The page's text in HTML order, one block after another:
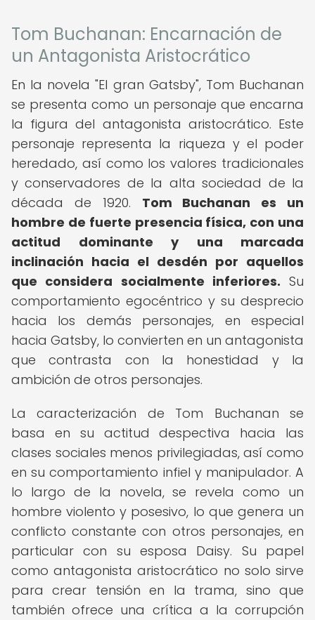
Tom Buchanan: Encarnación de
un Antagonista Aristocrático
En la novela "El gran Gatsby", Tom Buchanan
se presenta como un personaje que encarna
la figura del antagonista aristocrático. Este
personaje representa la riqueza y el poder
heredado, así como los valores tradicionales
y conservadores de la alta sociedad de la
década de 1920. Tom Buchanan es un
hombre de fuerte presencia física, con una
actitud dominante y una marcada
inclinación hacia el desdén por aquellos
que considera socialmente inferiores. Su
comportamiento egocéntrico y su desprecio
hacia los demás personajes, en especial
hacia Gatsby, lo convierten en un antagonista
que contrasta con la honestidad y la
ambición de otros personajes.
La caracterización de Tom Buchanan se
basa en su actitud despectiva hacia las
clases sociales menos privilegiadas, así como
en su comportamiento infiel y manipulador. A
lo largo de la novela, se revela como un
hombre violento y posesivo, lo que genera un
conflicto constante con otros personajes, en
particular con su esposa Daisy. Su papel
como antagonista aristocrático no solo sirve
para crear tensión en la trama, sino que
también ofrece una crítica a la corrupción